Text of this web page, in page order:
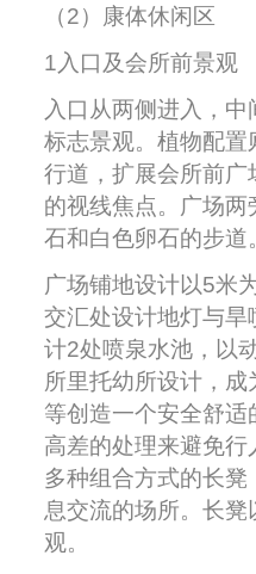
（2）康体休闲区
1入口及会所前景观
入口从两侧进入，
标志景观。植物配
行道，扩展会所前
的视线焦点。广场
石和白色卵石的步
广场铺地设计以5米
交汇处设计地灯与
计2处喷泉水池，以
所里托幼所设计，
等创造一个安全舒
高差的处理来避免
多种组合方式的长
息交流的场所。长
观。